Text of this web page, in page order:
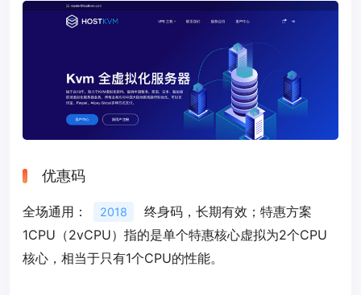
优惠码
全场通用： 2018
终身码，长期有效；特惠方案
1CPU（2vCPU）指的是单个特惠核心虚拟为2个CPU
核心，相当于只有1个CPU的性能。